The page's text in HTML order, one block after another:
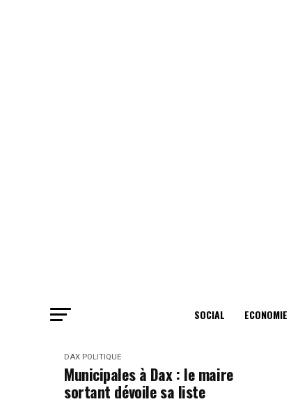
SOCIAL ECONOMIE
DAX POLITIQUE
Municipales à Dax : le maire
sortant dévoile sa liste